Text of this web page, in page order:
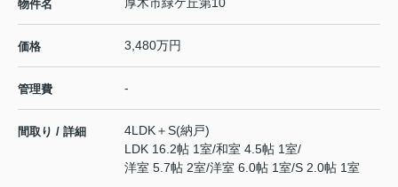
物件名
価格 3,480万円
管理費 -
間取り / 詳細
4LDK＋S(納戸)
LDK 16.2帖 1室/和室 4.5帖 1室/
洋室 5.7帖 2室/洋室 6.0帖 1室/S 2.0帖 1室